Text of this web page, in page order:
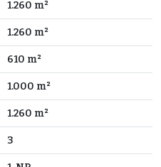
1.260 m²
1.260 m²
610 m²
1.000 m²
1.260 m²
3